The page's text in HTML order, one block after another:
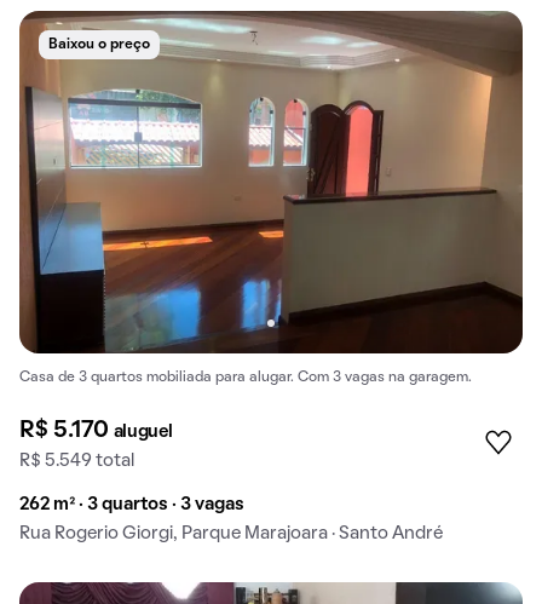
Baixou o preço
Casa de 3 quartos mobiliada para alugar. Com 3 vagas na garagem.
R$ 5.170 aluguel
R$ 5.549 total
262 m² · 3 quartos · 3 vagas
Rua Rogerio Giorgi, Parque Marajoara · Santo André